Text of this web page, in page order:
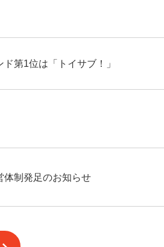
第1位は「トイサブ！」
体制発足のお知らせ